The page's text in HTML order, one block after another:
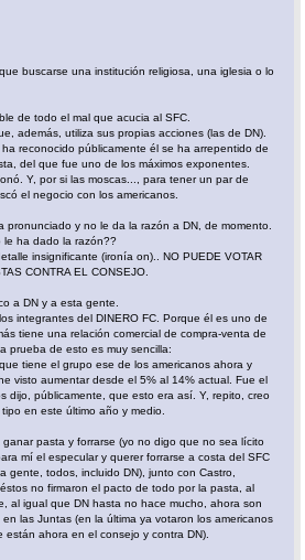
buscarse una institución religiosa, una iglesia o lo
de todo el mal que acucia al SFC.
además, utiliza sus propias acciones (las de DN).
reconocido públicamente él se ha arrepentido de
del que fue uno de los máximos exponentes.
Y, por si las moscas..., para tener un par de
el negocio con los americanos.
pronunciado y no le da la razón a DN, de momento.
le ha dado la razón??
insignificante (ironía on).. NO PUEDE VOTAR
CONTRA EL CONSEJO.
a DN y a esta gente.
integrantes del DINERO FC. Porque él es uno de
tiene una relación comercial de compra-venta de
prueba de esto es muy sencilla:
tiene el grupo ese de los americanos ahora y
visto aumentar desde el 5% al 14% actual. Fue el
dijo, públicamente, que esto era así. Y, repito, creo
en este último año y medio.
pasta y forrarse (yo no digo que no sea lícito
mí el especular y querer forrarse a costa del SFC
gente, todos, incluido DN), junto con Castro,
no firmaron el pacto de todo por la pasta, al
al igual que DN hasta no hace mucho, ahora son
las Juntas (en la última ya votaron los americanos
ahora en el consejo y contra DN).